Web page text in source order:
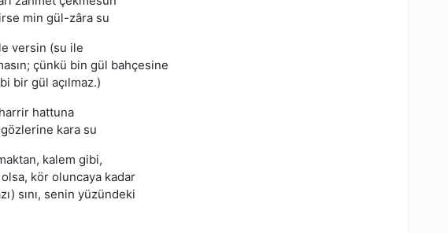
min gül-zâra su
versin (su ile
çünkü bin gül bahçesine
bir gül açılmaz.)
hattuna
kara su
kalem gibi,
kör oluncaya kadar
sını, senin yüzündeki